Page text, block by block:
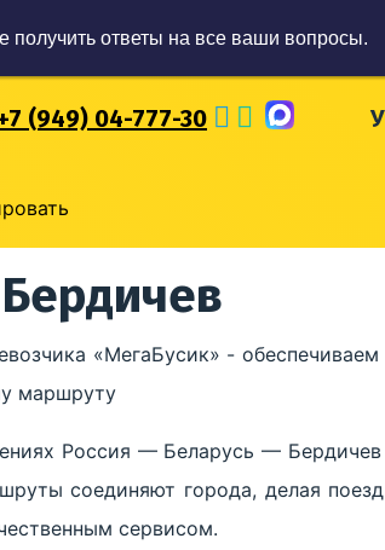
+7 (959) 57-93-777
(949) 04-777-30
«МегаБусик» - обеспечиваем
маршруту
Россия — Беларусь —
соединяют города, делая
сервисом.
ответы на все ваши вопросы.